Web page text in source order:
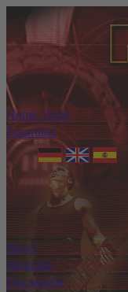
Home / Start
Fanartikel
News
Biografie
Discografie